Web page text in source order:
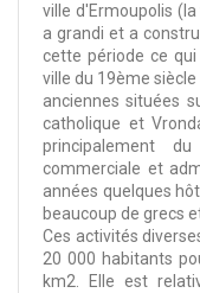
ville d'Ermoupolis
a grandi et a
cette période ce
ville du 19ème
anciennes situées
catholique et
principalement
commerciale et
années quelques
beaucoup de grecs
Ces activités
20 000 habitants
km2. Elle est